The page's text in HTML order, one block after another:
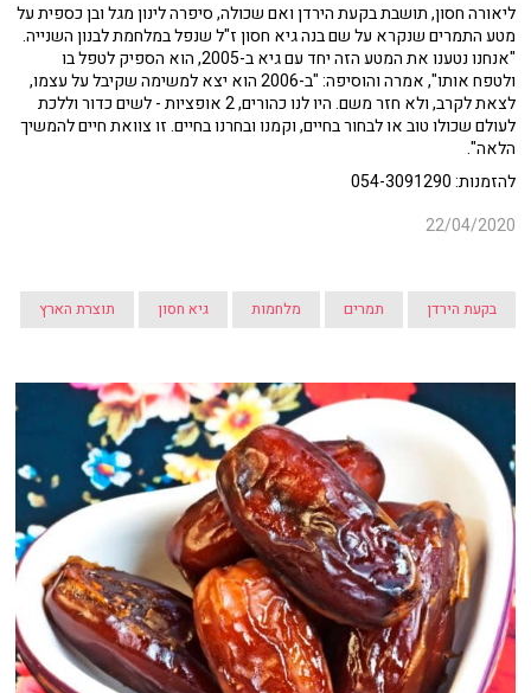
ליאורה חסון, תושבת בקעת הירדן ואם שכולה, סיפרה לינון מגל ובן כספית על
מטע התמרים שנקרא על שם בנה גיא חסון ז"ל שנפל במלחמת לבנון השנייה.
"אנחנו נטענו את המטע הזה יחד עם גיא ב-2005, הוא הספיק לטפל בו
ולטפח אותו", אמרה והוסיפה: "ב-2006 הוא יצא למשימה שקיבל על עצמו,
לצאת לקרב, ולא חזר משם. היו לנו כהורים, 2 אופציות - לשים כדור וללכת
לעולם שכולו טוב או לבחור בחיים, וקמנו ובחרנו בחיים. זו צוואת חיים להמשיך
הלאה".
להזמנות: 054-3091290
22/04/2020
בקעת הירדן תמרים מלחמות גיא חסון תוצרת הארץ